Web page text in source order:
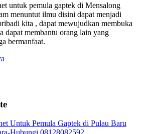
untuk pemula gaptek di Mensalong
menuntut ilmu disini dapat menjadi
kita , dapat mewujudkan membuka
dapat membantu orang lain yang
bermanfaat.